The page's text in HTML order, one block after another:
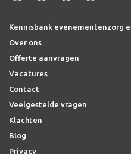
Kennisbank evenementenzorg
Over ons
Offerte aanvragen
Vacatures
Contact
Veelgestelde vragen
Klachten
Blog
Privacy